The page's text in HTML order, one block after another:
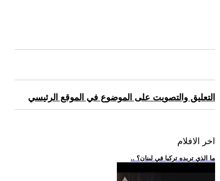
التعليق والتصويت على الموضوع في الموقع الرئيسي
اخر الافلام
.. ما الذي تريده تركيا في لبنان؟